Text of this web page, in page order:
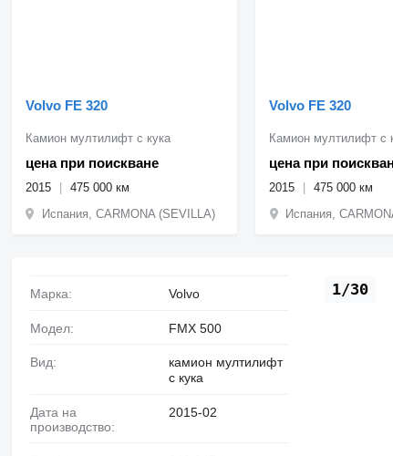
Volvo FE 320
цена при поискване
Камион мултилифт с кука
2015
475 000 км
Испания, CARMONA (SEVILLA)
Volvo FE 320
цена при
Камион мултилифт с
2015
475 000 км
Испания,
1/30
Марка: Volvo
Модел: FMX 500
Вид:
камион мултилифт
с кука
Дата на
производство:
2015-02